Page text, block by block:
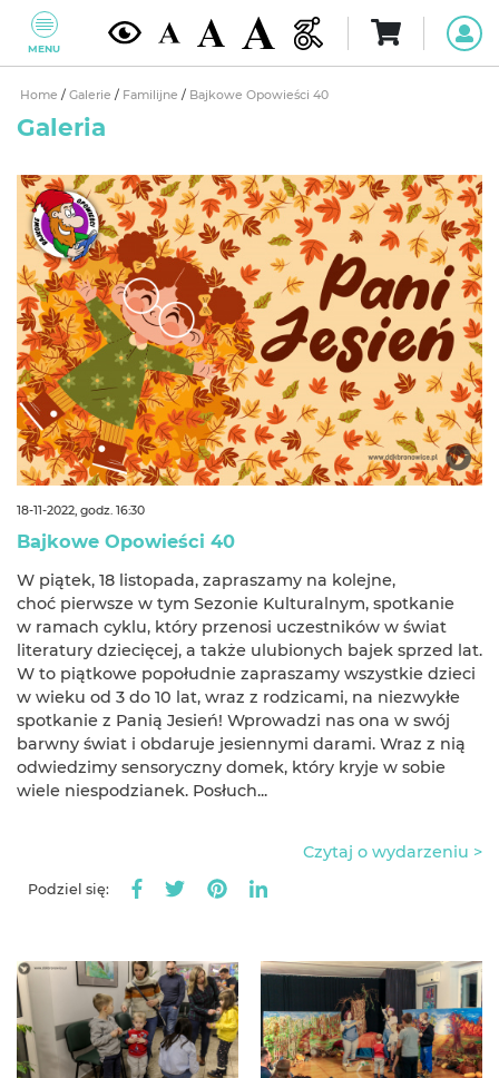
MENU
Home / Galerie / Familijne / Bajkowe Opowieści 40
Galeria
18-11-2022, godz. 16:30
Bajkowe Opowieści 40
W piątek, 18 listopada, zapraszamy na kolejne,
choć pierwsze w tym Sezonie Kulturalnym, spotkanie
w ramach cyklu, który przenosi uczestników w świat
literatury dziecięcej, a także ulubionych bajek sprzed lat.
W to piątkowe popołudnie zapraszamy wszystkie dzieci
w wieku od 3 do 10 lat, wraz z rodzicami, na niezwykłe
spotkanie z Panią Jesień! Wprowadzi nas ona w swój
barwny świat i obdaruje jesiennymi darami. Wraz z nią
odwiedzimy sensoryczny domek, który kryje w sobie
wiele niespodzianek. Posłuch...
Czytaj o wydarzeniu >
Podziel się: